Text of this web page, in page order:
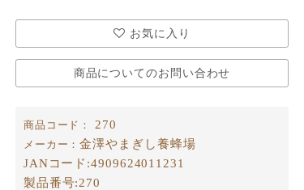
お気に入り
商品についてのお問い合わせ
商品コード： 270
メーカー：金澤やまぎし養蜂場
JANコード:4909624011231
製品番号:270